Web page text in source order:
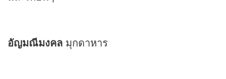
อัญมณีมงคล มุกดาหาร